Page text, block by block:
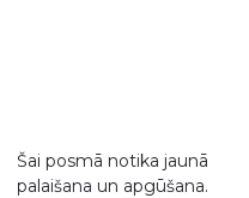
Šai posmā notika jaunā
palaišana un apgūšana.